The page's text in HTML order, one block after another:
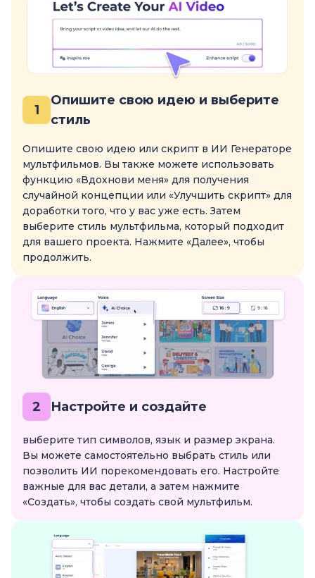
1
Опишите свою идею и выберите
стиль
Опишите свою идею или скрипт в ИИ Генераторе
мультфильмов. Вы также можете использовать
функцию «Вдохнови меня» для получения
случайной концепции или «Улучшить скрипт» для
доработки того, что у вас уже есть. Затем
выберите стиль мультфильма, который подходит
для вашего проекта. Нажмите «Далее», чтобы
продолжить.
2 Настройте и создайте
выберите тип символов, язык и размер экрана.
Вы можете самостоятельно выбрать стиль или
позволить ИИ порекомендовать его. Настройте
важные для вас детали, а затем нажмите
«Создать», чтобы создать свой мультфильм.